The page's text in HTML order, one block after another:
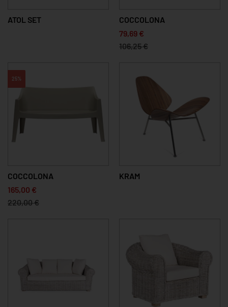
ATOL SET
COCCOLONA
79,69 €
106,25 €
25%
COCCOLONA
165,00 €
220,00 €
KRAM